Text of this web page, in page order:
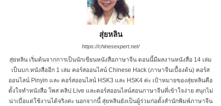
สุ่ยหลิน
https://chinesexpert.net/
สุ่ยหลิน เริ่มต้นจากการเป็นนักเขียนหนังสือภาษาจีน ตอนนี้มีผลงานหนังสือ 14 เล่ม
เป็นบก.หนังสืออีก 1 เล่ม คอร์สออนไลน์ Chinese Hack (ภาษาจีนเบื้องต้น) คอร์ส
ออนไลน์ Pinyin และ คอร์สออนไลน์ HSK3 และ HSK4 ค่ะ เป้าหมายของสุ่ยหลินคือ
ตั้งใจทำหนังสือ โพส คลิป Live และคอร์สออนไลน์สอนภาษาจีนที่เข้าใจง่าย สนุกไม่
น่าเบื่อแต่ใช้งานได้จริงค่ะ นอกจากนี้ สุ่ยหลินยังเป็นผู้ร่วมก่อตั้งสำนักพิมพ์ภาษาจีน